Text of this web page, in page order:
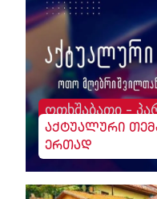
ოთხშაბათი -
აქტუალური
ერთად